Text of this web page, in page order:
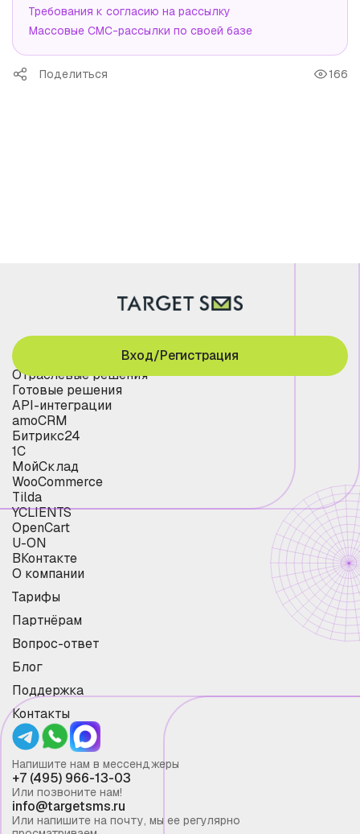
Требования к согласию на рассылку
Массовые СМС-рассылки по своей базе
Поделиться 166
Отраслевые решения
Готовые решения
API-интеграции
amoCRM
Битрикс24
1С
МойСклад
WooCommerce
Tilda
YCLIENTS
OpenCart
U-ON
ВКонтакте
О компании
Тарифы
Партнёрам
Вопрос-ответ
Блог
Поддержка
Контакты
Вход/Регистрация
Напишите нам в мессенджеры
+7 (495) 966-13-03
Или позвоните нам!
info@targetsms.ru
Или напишите на почту, мы ее регулярно